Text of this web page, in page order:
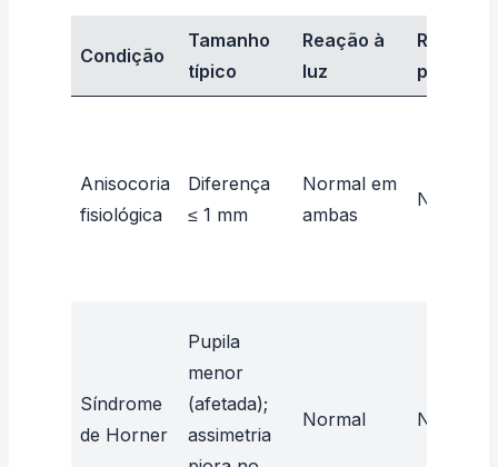
Condição
Tamanho
típico
Reação à
luz
Reação
perto
Anisocoria
fisiológica
Diferença
≤ 1 mm
Normal em
ambas
Normal
Síndrome
de Horner
Pupila
menor
(afetada);
assimetria
Normal Normal